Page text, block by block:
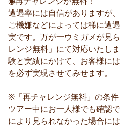
遭遇率には自信がありますが
ご機嫌などによっては稀に遭
実です。万が一ウミガメが見
レンジ無料」にて対応いたし
験と実績にかけて、お客様に
を必ず実現させてみせます。
※「再チャレンジ無料」の条件
ツアー中にお一人様でも確認
により見られなかった場合に